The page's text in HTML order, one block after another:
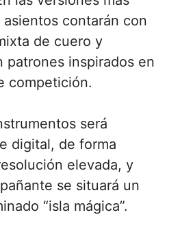
contarán con
de cuero y
patrones inspirados en
competición.
será
digital, de forma
elevada, y
se situará un
“isla mágica”.